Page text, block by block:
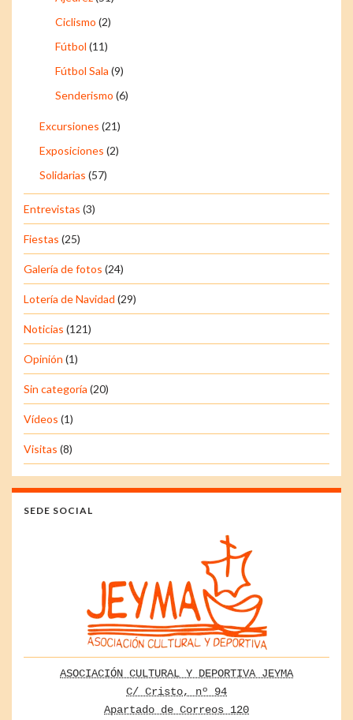
Ciclismo (2)
Fútbol (11)
Fútbol Sala (9)
Senderismo (6)
Excursiones (21)
Exposiciones (2)
Solidarias (57)
Entrevistas (3)
Fiestas (25)
Galería de fotos (24)
Lotería de Navidad (29)
Noticias (121)
Opinión (1)
Sin categoría (20)
Vídeos (1)
Visitas (8)
SEDE SOCIAL
ASOCIACIÓN CULTURAL Y DEPORTIVA JEYMA
C/ Cristo, nº 94
Apartado de Correos 120